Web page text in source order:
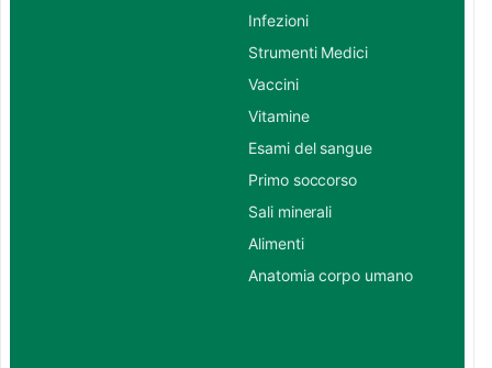
Infezioni
Strumenti Medici
Vaccini
Vitamine
Esami del sangue
Primo soccorso
Sali minerali
Alimenti
Anatomia corpo umano